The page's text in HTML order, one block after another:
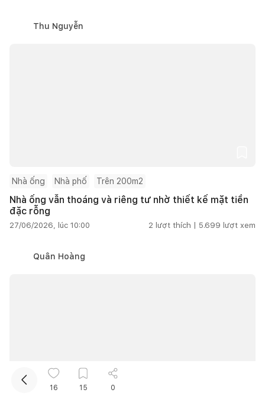
Thu Nguyễn
Nhà ống Nhà phố Trên 200m2
Nhà ống vẫn thoáng và riêng tư nhờ thiết kế mặt tiền
đặc rỗng
27/06/2026, lúc 10:00 2 lượt thích | 5.699 lượt xem
Quân Hoàng
16 15 0